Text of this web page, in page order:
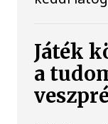
Játék
a